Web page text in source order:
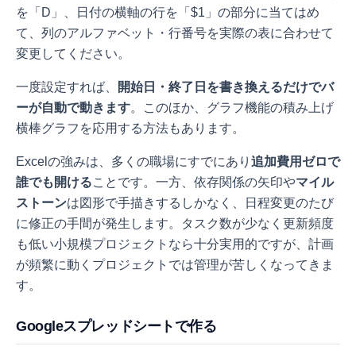
を「 D」、日付の横軸の行を「$1」の部分に当てはめ
て、列のアルファベット・行番号を実際の表に合わせて
変更してください。
一度設定すれば、
開始日・終了日を書き換えるだけでバ
ーが自動で動きます。このほか、グラフ機能の積み上げ
横棒グラフを応用する方法もあります。
Excelの強みは、多くの職場にすでにあり 追加費用ゼロで
誰でも開けることです。一方、依存関係の矢印やマイル
ストーンは図形で手描きするしかなく、日程変更のたび
に修正の手間が発生します。タスク数が少なく更新頻度
も低い小規模プロジェクトなら十分実用的ですが、計画
が頻繁に動くプロジェクトでは管理が苦しくなってきま
す。
Googleスプレッドシートで作る